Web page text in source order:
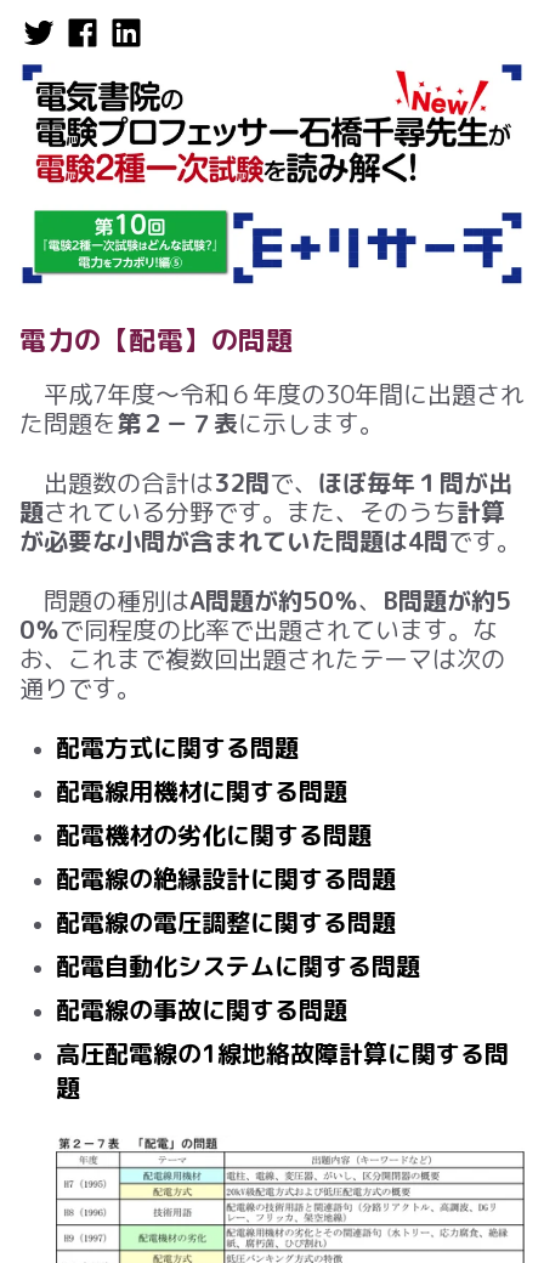
電力の【配電】の問題
平成7年度～令和 ６年度の30年間に出題され
た問題を第２－７表に示します。
出題数の合計は32問で、 ほぼ毎年１問が出
題されている分野です。また、そのうち計算
が必要な小問が含まれていた問題は4問です。
問題の種別はA問題が約50％、 B問題が約5
0％で同程度の比率で出題されています。な
お、これまで複数回出題されたテーマは次の
通りです。
配電方式に関する問題
配電線用機材に関する問題
配電機材の劣化に関する問題
配電線の絶縁設計に関する問題
配電線の電圧調整に関する問題
配電自動化システムに関する問題
配電線の事故に関する問題
高圧配電線の1線地絡故障計算に関する問
題